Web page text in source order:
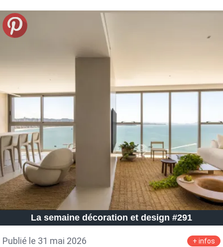
La semaine décoration et design #291
Publié le 31 mai 2026 + infos